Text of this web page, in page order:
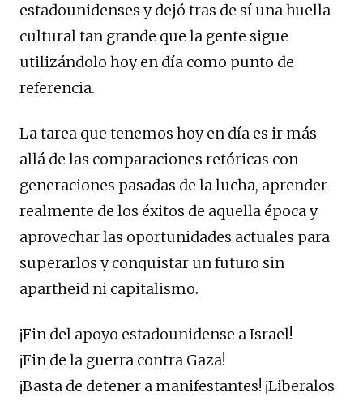
estadounidenses y dejó tras de sí una huella
cultural tan grande que la gente sigue
utilizándolo hoy en día como punto de
referencia.
La tarea que tenemos hoy en día es ir más
allá de las comparaciones retóricas con
generaciones pasadas de la lucha, aprender
realmente de los éxitos de aquella época y
aprovechar las oportunidades actuales para
superarlos y conquistar un futuro sin
apartheid ni capitalismo.
¡Fin del apoyo estadounidense a Israel!
¡Fin de la guerra contra Gaza!
¡Basta de detener a manifestantes! ¡Liberalos